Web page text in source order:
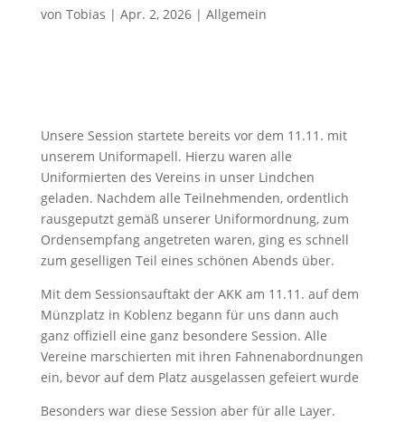
von Tobias | Apr. 2, 2026| Allgemein
Unsere Session startete bereits vor dem 11.11. mit
unserem Uniformapell. Hierzu waren alle
Uniformierten des Vereins in unser Lindchen
geladen. Nachdem alle Teilnehmenden, ordentlich
rausgeputzt gemäß unserer Uniformordnung, zum
Ordensempfang angetreten waren, ging es schnell
zum geselligen Teil eines schönen Abends über.
Mit dem Sessionsauftakt der AKK am 11.11. auf dem
Münzplatz in Koblenz begann für uns dann auch
ganz offiziell eine ganz besondere Session. Alle
Vereine marschierten mit ihren Fahnenabordnungen
ein, bevor auf dem Platz ausgelassen gefeiert wurde
Besonders war diese Session aber für alle Layer.